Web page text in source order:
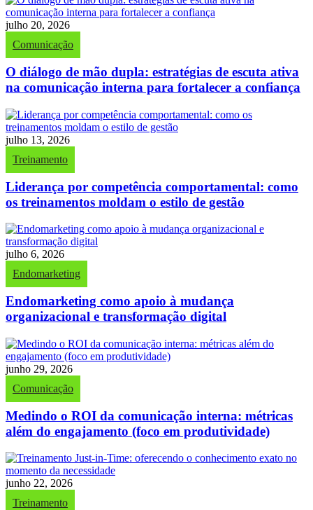
julho 20, 2026
Comunicação
O diálogo de mão dupla: estratégias de escuta ativa
na comunicação interna para fortalecer a confiança
julho 13, 2026
Treinamento
Liderança por competência comportamental: como
os treinamentos moldam o estilo de gestão
julho 6, 2026
Endomarketing
Endomarketing como apoio à mudança
organizacional e transformação digital
junho 29, 2026
Comunicação
Medindo o ROI da comunicação interna: métricas
além do engajamento (foco em produtividade)
junho 22, 2026
Treinamento